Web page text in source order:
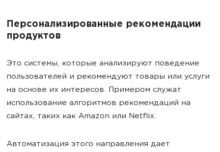
Персонализированные рекомендации
продуктов
Это системы, которые анализируют поведение
пользователей и рекомендуют товары или услуги
на основе их интересов. Примером служат
использование алгоритмов рекомендаций на
сайтах, таких как Amazon или Netflix.
Автоматизация этого направления дает